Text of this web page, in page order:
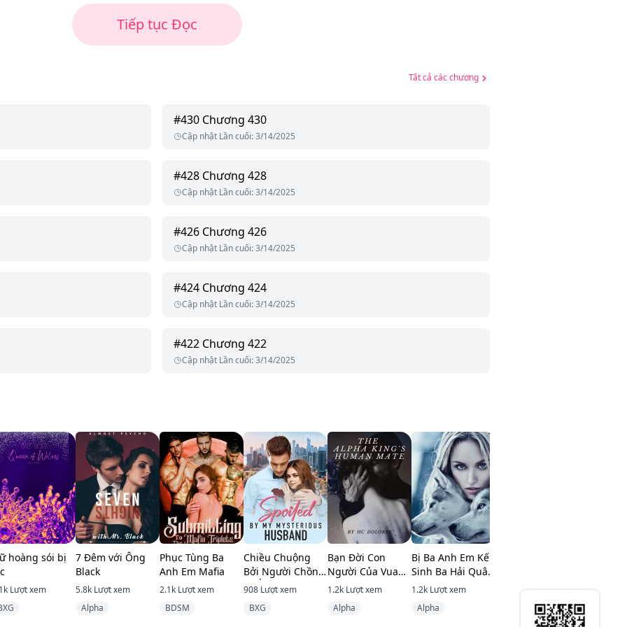
Tiếp tục Đọc
Tất cả các chương
#430 Chương 430
Cập nhật Lần cuối:3/14/2025
#428 Chương 428
Cập nhật Lần cuối:3/14/2025
#426 Chương 426
Cập nhật Lần cuối:3/14/2025
#424 Chương 424
Cập nhật Lần cuối:3/14/2025
#422 Chương 422
Cập nhật Lần cuối:3/14/2025
hoàng sói bị
Lượt xem
7 Đêm với Ông
Black
5.8k Lượt xem
Alpha
Phục Tùng Ba
Anh Em Mafia
2.1k Lượt xem
BDSM
Chiều Chuộng
Bởi Người Chồng
Bí Ẩn Của Tôi
908 Lượt xem
BXG
Bạn Đời Con
Người Của Vua
Alpha
1.2k Lượt xem
Alpha
Bị Ba Anh Em Kế
Sinh Ba Hải Quân
Bắt Nạt
1.2k Lượt xem
Alpha
Bố độc thân